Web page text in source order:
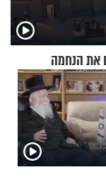
את הנחמה